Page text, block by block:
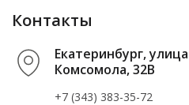
Контакты
Екатеринбург,
Комсомола, 32В
+7 (343) 383-35-72